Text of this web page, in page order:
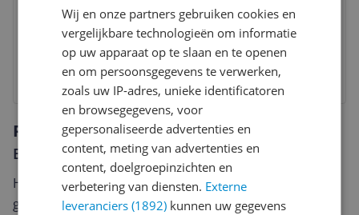
Nikon Z|Zoom |Ja
v.a. € 2.049,00
Bekijk product
Reviews
Er zijn nog geen reviews geschreven
Heb jij dit product in bezit en wil je graag je mening
geven? Start dan hieronder met het schrijven van je
Wij en onze partners gebruiken cookies en
vergelijkbare technologieën om informatie
op uw apparaat op te slaan en te openen
en om persoonsgegevens te verwerken,
zoals uw IP-adres, unieke identificatoren
en browsegegevens, voor
gepersonaliseerde advertenties en
content, meting van advertenties en
content, doelgroepinzichten en
verbetering van diensten. Externe
leveranciers (1892) kunnen uw gegevens